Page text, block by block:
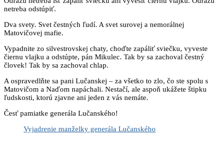
netreba odstúpiť.
Dva svety. Svet čestných ľudí. A svet surovej a nemorálnej
Matovičovej mafie.
Vypadnite zo silvestrovskej chaty, choďte zapáliť sviečku, vyveste
čiernu vlajku a odstúpte, pán Mikulec. Tak by sa zachoval čestný
človek! Tak by sa zachoval chlap.
A ospravedlňte sa pani Lučanskej – za všetko to zlo, čo ste spolu s
Matovičom a Naďom napáchali. Nestačí, ale aspoň ukážete štipku
ľudskosti, ktorú zjavne ani jeden z vás nemáte.
Česť pamiatke generála Lučanského!
Vyjadrenie manželky generála Lučanského